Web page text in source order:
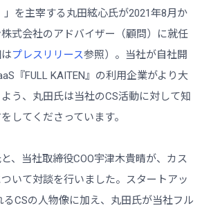
」を主宰する丸田絃心氏が2021年8月か
式会社のアドバイザー（顧問）に就任
プレスリリース参照）。当社が自社開
『FULL KAITEN』の利用企業がより大
う、丸田氏は当社のCS活動に対して知
してくださっています。
、当社取締役COO宇津木貴晴が、カス
いて対談を行いました。スタートアッ
るCSの人物像に加え、丸田氏が当社フル